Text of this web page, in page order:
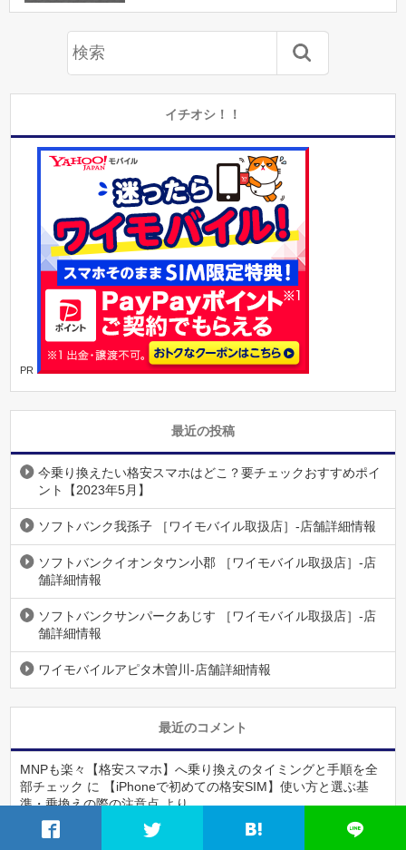
イチオシ！！
PR
最近の投稿
今乗り換えたい格安スマホはどこ？要チェックおすすめポイ
ント【2023年5月】
ソフトバンク我孫子 ［ワイモバイル取扱店］-店舗詳細情報
ソフトバンクイオンタウン小郡 ［ワイモバイル取扱店］-店
舗詳細情報
ソフトバンクサンパークあじす ［ワイモバイル取扱店］-店
舗詳細情報
ワイモバイルアピタ木曽川-店舗詳細情報
最近のコメント
MNPも楽々【格安スマホ】へ乗り換えのタイミングと手順を全
部チェック に
【iPhoneで初めての格安SIM】使い方と選ぶ基
準・乗換えの際の注意点より
【乗り換えの流れと注意点のまとめ】違約金なしで解約してお